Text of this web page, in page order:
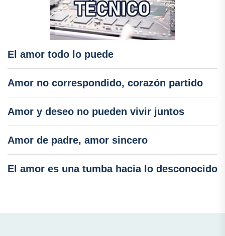
El amor todo lo puede
Amor no correspondido, corazón partido
Amor y deseo no pueden vivir juntos
Amor de padre, amor sincero
El amor es una tumba hacia lo desconocido